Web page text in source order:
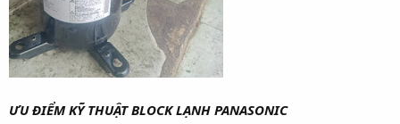
ƯU ĐIỂM KỸ THUẬT BLOCK LẠNH PANASONIC